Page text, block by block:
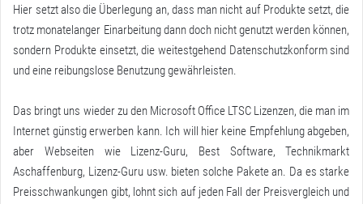
Hier setzt also die Überlegung an, dass man nicht auf Produkte setzt, die
trotz monatelanger Einarbeitung dann doch nicht genutzt werden können,
sondern Produkte einsetzt, die weitestgehend Datenschutzkonform sind
und eine reibungslose Benutzung gewährleisten.
Das bringt uns wieder zu den Microsoft Office LTSC Lizenzen, die man im
Internet günstig erwerben kann. Ich will hier keine Empfehlung abgeben,
aber Webseiten wie Lizenz-Guru, Best Software, Technikmarkt
Aschaffenburg, Lizenz-Guru usw. bieten solche Pakete an. Da es starke
Preisschwankungen gibt, lohnt sich auf jeden Fall der Preisvergleich und